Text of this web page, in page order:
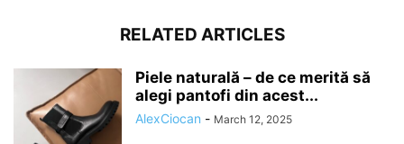
RELATED ARTICLES
Piele naturală – de ce merită să
alegi pantofi din acest...
AlexCiocan - March 12, 2025